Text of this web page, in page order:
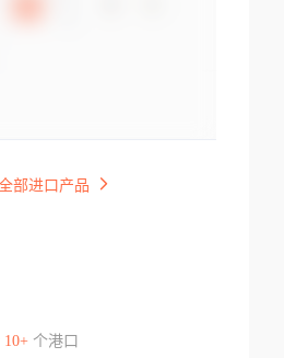
部进口产品
10+个港口